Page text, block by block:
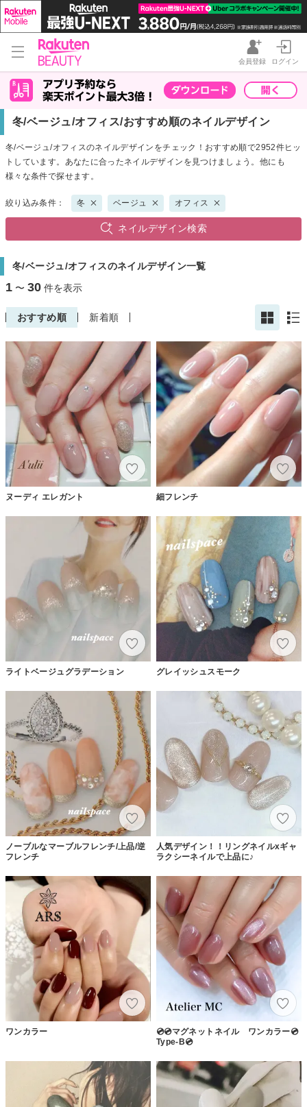
会員登録 ログイン
冬/ベージュ/オフィス/おすすめ順のネイルデザイン
冬/ベージュ/オフィスのネイルデザインをチェック！おすすめ順で2952件ヒッ
トしています。あなたに合ったネイルデザインを見つけましょう。他にも
様々な条件で探せます。
絞り込み条件： 冬 ベージュ オフィス
ネイルデザイン検索
冬/ベージュ/オフィスのネイルデザイン一覧
1 〜 30 件を表示
おすすめ順 新着順
ヌーディ エレガント 細フレンチ
ライトベージュグラデーション グレイッシュスモーク
ノーブルなマーブルフレンチ/上品/逆
フレンチ
人気デザイン！！リングネイルxギャ
ラクシーネイルで上品に♪
ワンカラー
💿💿マグネットネイル ワンカラー💿
Type-B💿